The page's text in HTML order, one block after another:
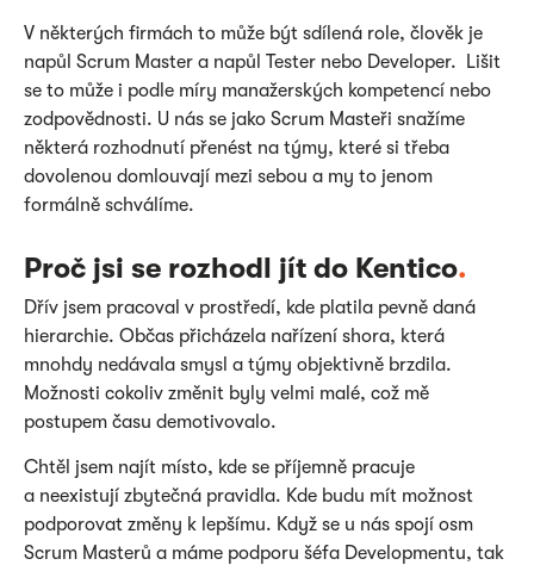
V některých firmách to může být sdílená role, člověk je
napůl Scrum Master a napůl Tester nebo Developer. Lišit
se to může i podle míry manažerských kompetencí nebo
zodpovědnosti. U nás se jako Scrum Masteři snažíme
některá rozhodnutí přenést na týmy, které si třeba
dovolenou domlouvají mezi sebou a my to jenom
formálně schválíme.
Proč jsi se rozhodl jít do Kentico.
Dřív jsem pracoval v prostředí, kde platila pevně daná
hierarchie. Občas přicházela nařízení shora, která
mnohdy nedávala smysl a týmy objektivně brzdila.
Možnosti cokoliv změnit byly velmi malé, což mě
postupem času demotivovalo.
Chtěl jsem najít místo, kde se příjemně pracuje
a neexistují zbytečná pravidla. Kde budu mít možnost
podporovat změny k lepšímu. Když se u nás spojí osm
Scrum Masterů a máme podporu šéfa Developmentu, tak